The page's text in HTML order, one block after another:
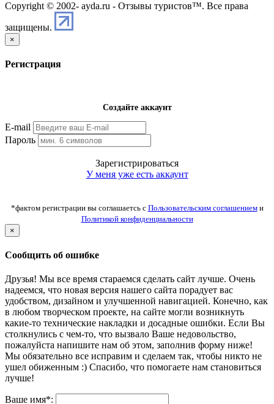
Copyright © 2002- ayda.ru - Отзывы туристов™. Все права
защищены.
×
Регистрация
Создайте аккаунт
E-mail
Пароль
Зарегистрироваться
У меня уже есть аккаунт
*фактом регистрации вы соглашаетсь с Пользовательским соглашениеми
Политикой конфиденциальности
×
Сообщить об ошибке
Друзья! Мы все время стараемся сделать сайт лучше. Очень
надеемся, что новая версия нашего сайта порадует вас
удобством, дизайном и улучшенной навигацией. Конечно, как
в любом творческом проекте, на сайте могли возникнуть
какие-то технические накладки и досадные ошибки. Если Вы
столкнулись с чем-то, что вызвало Ваше недовольство,
пожалуйста напишите нам об этом, заполнив форму ниже!
Мы обязательно все исправим и сделаем так, чтобы никто не
ушел обиженным :) Спасибо, что помогаете нам становиться
лучше!
Ваше имя*: